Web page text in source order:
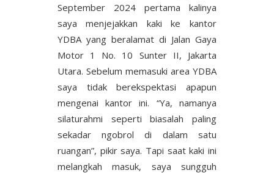
September 2024 pertama kalinya
saya menjejakkan kaki ke kantor
YDBA yang beralamat di Jalan Gaya
Motor 1 No. 10 Sunter II, Jakarta
Utara. Sebelum memasuki area YDBA
saya tidak berekspektasi apapun
mengenai kantor ini. “Ya, namanya
silaturahmi seperti biasalah paling
sekadar ngobrol di dalam satu
ruangan”, pikir saya. Tapi saat kaki ini
melangkah masuk, saya sungguh